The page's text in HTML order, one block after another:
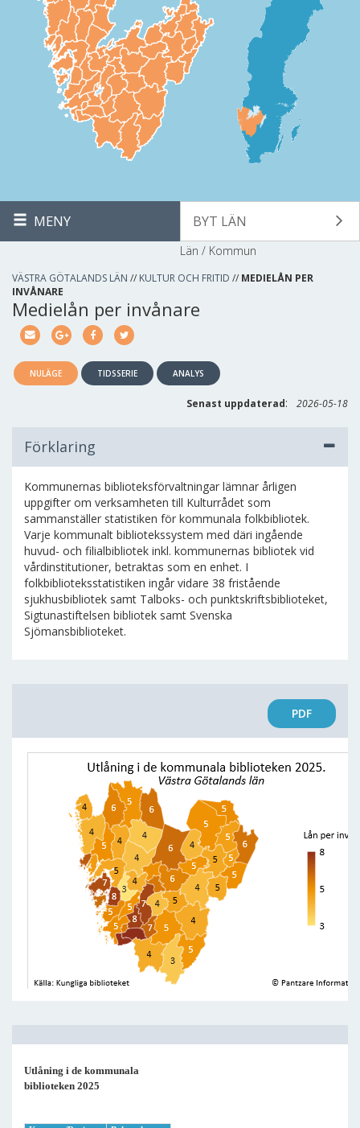
MENY BYT LÄN
Län / Kommun
VÄSTRA GÖTALANDS LÄN // KULTUR OCH FRITID // MEDIELÅN PER
INVÅNARE
Medielån per invånare
NULÄGE TIDSSERIE ANALYS
Senast uppdaterad: 2026-05-18
Förklaring
Kommunernas biblioteksförvaltningar lämnar årligen
uppgifter om verksamheten till Kulturrådet som
sammanställer statistiken för kommunala folkbibliotek.
Varje kommunalt bibliotekssystem med däri ingående
huvud- och filialbibliotek inkl. kommunernas bibliotek vid
vårdinstitutioner, betraktas som en enhet. I
folkbiblioteksstatistiken ingår vidare 38 fristående
sjukhusbibliotek samt Talboks- och punktskriftsbiblioteket,
Sigtunastiftelsen bibliotek samt Svenska
Sjömansbiblioteket.
PDF
Utlåning i de kommunala
biblioteken 2025